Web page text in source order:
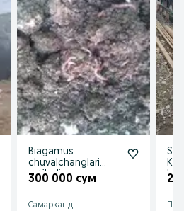
Biagamus
chuvalchanglari
sotiladi
300 000 сум
Самарканд
28